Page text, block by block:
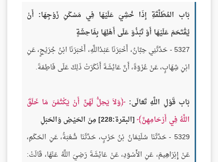
بَاب المُطَلَّقَةِ إِذَا خُشِيَ عَلَيْهَا فِي مَسْكَنِ زَوْجِهَا: أَنْ
يُقْتَحَمَ عَلَيْهَا أَوْ تَبْذُوَ عَلَى أَهْلِهَا بِفَاحِشَةٍ
5327 - حَدَّثَنِي حِبَّانُ، أَخْبَرَنَا عَبْدُاللَّهِ، أَخْبَرَنَا ابْنُ جُرَيْجٍ، عَنِ
ابْنِ شِهَابٍ، عَنْ عُرْوَةَ، أَنَّ عَائِشَةَ أَنْكَرَتْ ذَلِكَ عَلَى فَاطِمَةَ.
بَاب قَوْلِ اللَّهِ تَعَالَى:
وَلاَ يَحِلُّ لَهُنَّ أَنْ يَكْتُمْنَ مَا خَلَقَ
اللَّهُ فِي أَرْحَامِهِنَّ [البقرة:228] مِنَ الحَيْضِ وَالحَبَلِ
5329 - حَدَّثَنَا سُلَيْمَانُ بْنُ حَرْبٍ، حَدَّثَنَا شُعْبَةُ، عَنِ الحَكَمِ،
عَنْ إِبْرَاهِيمَ، عَنِ الأَسْوَدِ، عَنْ عَائِشَةَ رَضِيَ اللَّهُ عَنْهَا، قَالَتْ: